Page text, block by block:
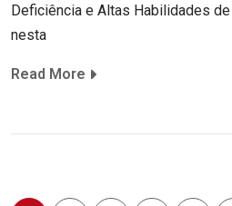
Deficiência e Altas Habilidades
nesta
Read More